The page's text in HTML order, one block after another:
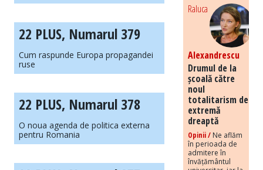
22 PLUS, Numarul 379
Cum raspunde Europa propagandei
ruse
22 PLUS, Numarul 378
O noua agenda de politica externa
pentru Romania
Raluca
Alexandrescu
Drumul de la
școală către
noul
totalitarism de
extremă
dreaptă
Opinii / Ne aflăm
în perioada de
admitere în
învățământul